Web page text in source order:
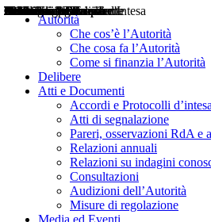
Autorità
Che cos’è l’Autorità
Che cosa fa l’Autorità
Come si finanzia l’Autorità
Delibere
Atti e Documenti
Accordi e Protocolli d’intesa
Atti di segnalazione
Pareri, osservazioni RdA e
Relazioni annuali
Relazioni su indagini
Consultazioni
Audizioni dell’Autorità
Misure di regolazione
Media ed Eventi
Delibere
Pareri
Consultazioni
Audizioni
Atti di Segnalazione
Accordi e Protocolli d'Intesa
Relazioni annuali
Misure di regolazione
Notizie
Comunicati Stampa
Bollettini ART
Convegni ART
Interviste del Presidente
Articoli in primo piano
Interventi del Presidente
2004
2005
2010
2013
2014
2015
2016
2017
2018
2019
202
2020
2021
2022
2023
2024
2025
2026
Aereo
Marittimo
Terrestre